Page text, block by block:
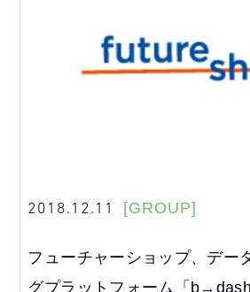
2018.12.11 [GROUP]
フューチャーショップ、デー
グプラットフォーム「